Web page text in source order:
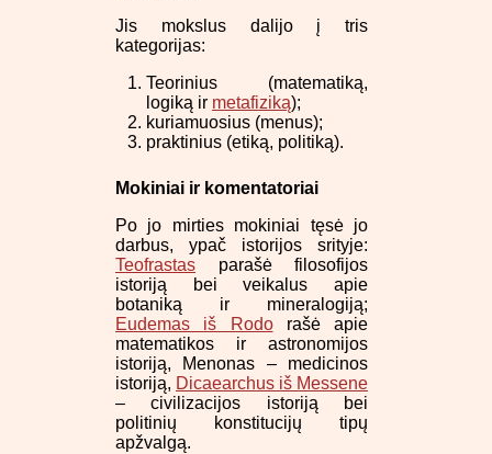
Jis mokslus dalijo į tris
kategorijas:
Teorinius (matematiką,
logiką ir metafiziką);
kuriamuosius (menus);
praktinius (etiką, politiką).
Mokiniai ir komentatoriai
Po jo mirties mokiniai tęsė jo
darbus, ypač istorijos srityje:
Teofrastas parašė filosofijos
istoriją bei veikalus apie
botaniką ir mineralogiją;
Eudemas iš Rodorašė apie
matematikos ir astronomijos
istoriją, Menonas – medicinos
istoriją, Dicaearchus iš Messene
– civilizacijos istoriją bei
politinių konstitucijų tipų
apžvalgą.